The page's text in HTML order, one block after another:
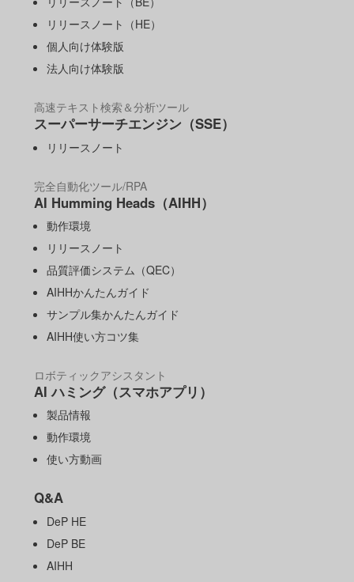
リリースノート（HE）
個人向け体験版
法人向け体験版
高速テキスト検索＆分析ツール
スーパーサーチエンジン（SSE）
リリースノート
完全自動化ツール/RPA
AI Humming Heads（AIHH）
動作環境
リリースノート
品質評価システム（QEC）
AIHHかんたんガイド
サンプル集かんたんガイド
AIHH使い方コツ集
ロボティックアシスタント
AI ハミング（スマホアプリ）
製品情報
動作環境
使い方動画
Q&A
DeP HE
DeP BE
AIHH